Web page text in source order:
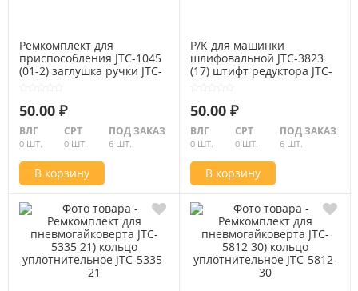
Ремкомплект для
приспособления JTC-1045
(01-2) заглушка ручки JTC-
50.00 ₽
ВЛГ
0 ШТ.
СРТ
0 ШТ.
ПОД ЗАКАЗ
6 ШТ.
В корзину
Р/К для машинки
шлифовальной JTC-3823
(17) штифт редуктора JTC-
50.00 ₽
ВЛГ
0 ШТ.
СРТ
0 ШТ.
ПОД ЗАКАЗ
6 ШТ.
В корзину